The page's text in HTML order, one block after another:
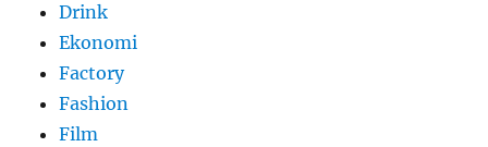
Drink
Ekonomi
Factory
Fashion
Film